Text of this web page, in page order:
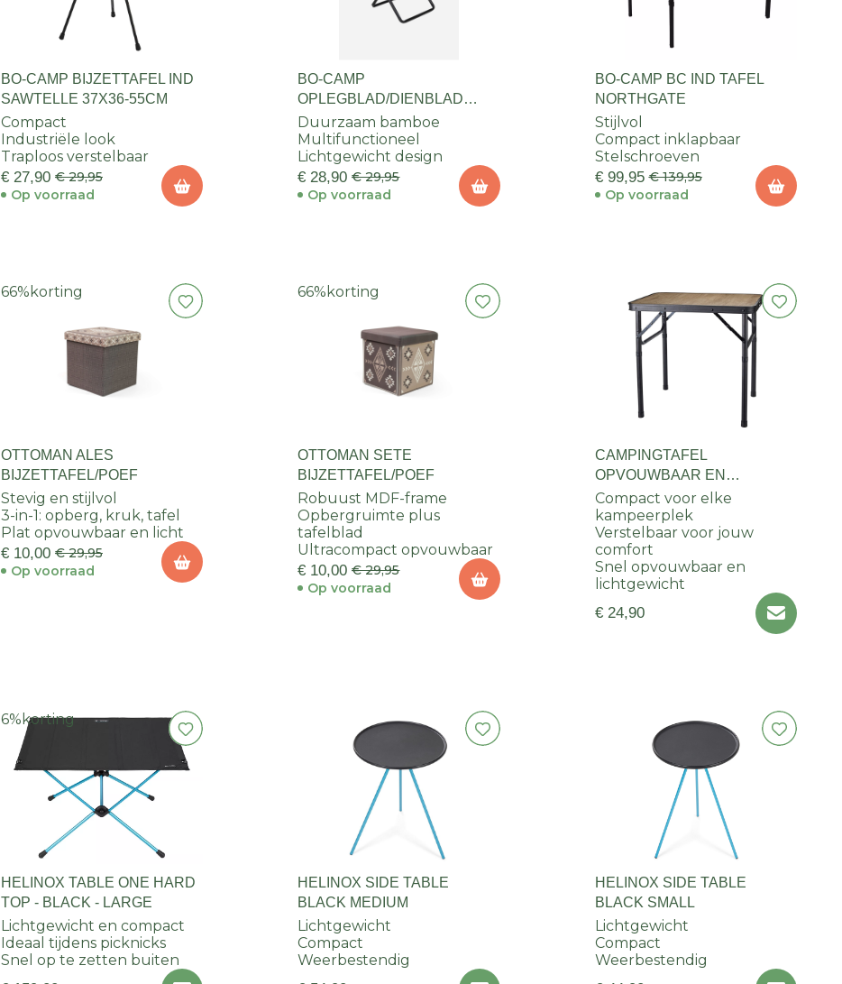
BO-CAMP BIJZETTAFEL IND
SAWTELLE 37X36-55CM
Compact
Industriële look
Traploos verstelbaar
€ 27,90 € 29,95
Op voorraad
BO-CAMP
OPLEGBLAD/DIENBLAD
BAMBOE
Duurzaam bamboe
Multifunctioneel
Lichtgewicht design
€ 28,90 € 29,95
Op voorraad
BO-CAMP BC IND TAFEL
NORTHGATE
Stijlvol
Compact inklapbaar
Stelschroeven
€ 99,95 € 139,95
Op voorraad
66% korting
OTTOMAN ALES
BIJZETTAFEL/POEF
Stevig en stijlvol
3-in-1: opberg, kruk, tafel
Plat opvouwbaar en licht
€ 10,00 € 29,95
Op voorraad
66% korting
OTTOMAN SETE
BIJZETTAFEL/POEF
Robuust MDF-frame
Opbergruimte plus
tafelblad
Ultracompact opvouwbaar
€ 10,00 € 29,95
Op voorraad
CAMPINGTAFEL
OPVOUWBAAR EN
VERSTELBAAR 60X45XH56-
26CM
Compact voor elke
kampeerplek
Verstelbaar voor jouw
comfort
Snel opvouwbaar en
lichtgewicht
€ 24,90
6% korting
HELINOX TABLE ONE HARD
TOP - BLACK - LARGE
Lichtgewicht en compact
Ideaal tijdens picknicks
Snel op te zetten buiten
HELINOX SIDE TABLE
BLACK MEDIUM
Lichtgewicht
Compact
Weerbestendig
HELINOX SIDE TABLE
BLACK SMALL
Lichtgewicht
Compact
Weerbestendig